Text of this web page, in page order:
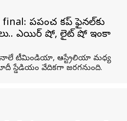
ప్రపంచ కప్ ఫైనల్‌కు
ఎయిర్ షో, లైట్ షో ఇంకా
ఫినాలే టీమిండియా, ఆస్ట్రేలియా మధ్య
స్డేడియం వేదికగా జరగనుంది.